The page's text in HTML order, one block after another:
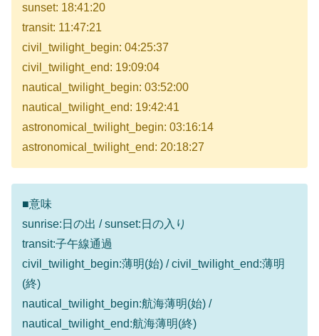
sunset: 18:41:20
transit: 11:47:21
civil_twilight_begin: 04:25:37
civil_twilight_end: 19:09:04
nautical_twilight_begin: 03:52:00
nautical_twilight_end: 19:42:41
astronomical_twilight_begin: 03:16:14
astronomical_twilight_end: 20:18:27
■意味
sunrise:日の出 / sunset:日の入り
transit:子午線通過
civil_twilight_begin:薄明(始) / civil_twilight_end:薄明
(終)
nautical_twilight_begin:航海薄明(始) /
nautical_twilight_end:航海薄明(終)